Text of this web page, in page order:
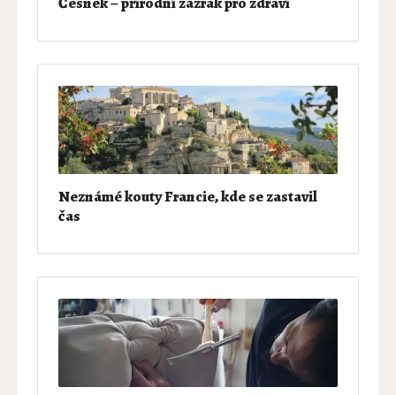
Neznámé kouty Francie, kde se zastavil
čas